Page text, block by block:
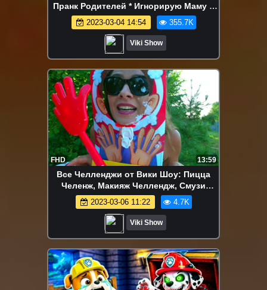
Пранк Родителей * Игнорирую Маму и
Папу / Вики Шоу
2023-03-04 14:54 355.7K
Viki Show
FHD 13:59
Все Челленджи от Вики Шоу: Пицца
Челенж, Макияж Челлендж, Смузи
Челлендж, Блинный Челлендж и др. -
ПУШЕЧНЫЙ ПИРОГ В ЛИЦО Челлендж
Новая Версия Pie Face Cannon
Challenge / Вики Шоу
2023-03-06 11:22 4.7K
Viki Show